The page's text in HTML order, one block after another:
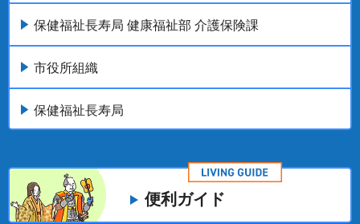
保健福祉長寿局 健康福祉部 介護保険課
市役所組織
保健福祉長寿局
便利ガイド